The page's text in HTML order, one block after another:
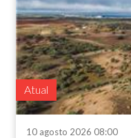
Atual
10 agosto 2026 08:00